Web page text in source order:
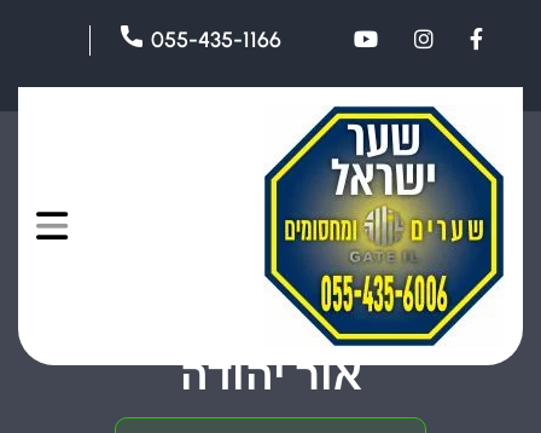
055-435-1166
אור יהודה